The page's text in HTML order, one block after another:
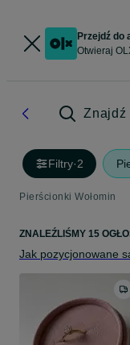
Przejdź do
Otwieraj
Znajdź
Filtry·2
Pierścionki Wołomin
ZNALEŹLIŚMY 15
Jak pozycjonowane